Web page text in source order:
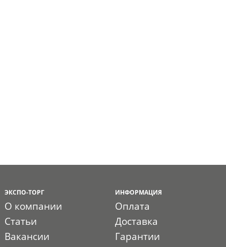
ЭКСПО-ТОРГ
О компании
Статьи
Вакансии
ИНФОРМАЦИЯ
Оплата
Доставка
Гарантии